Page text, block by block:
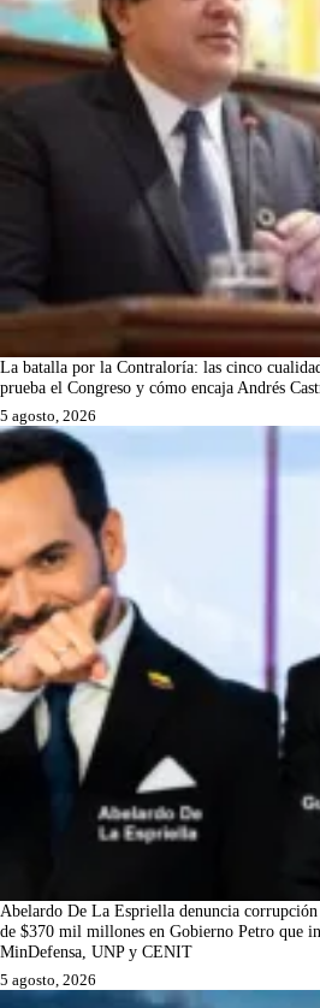
La batalla por la Contraloría: las cinco
prueba el Congreso y cómo encaja Andrés
5 agosto, 2026
Abelardo De La Espriella denuncia
de $370 mil millones en Gobierno Petro que
MinDefensa, UNP y CENIT
5 agosto, 2026